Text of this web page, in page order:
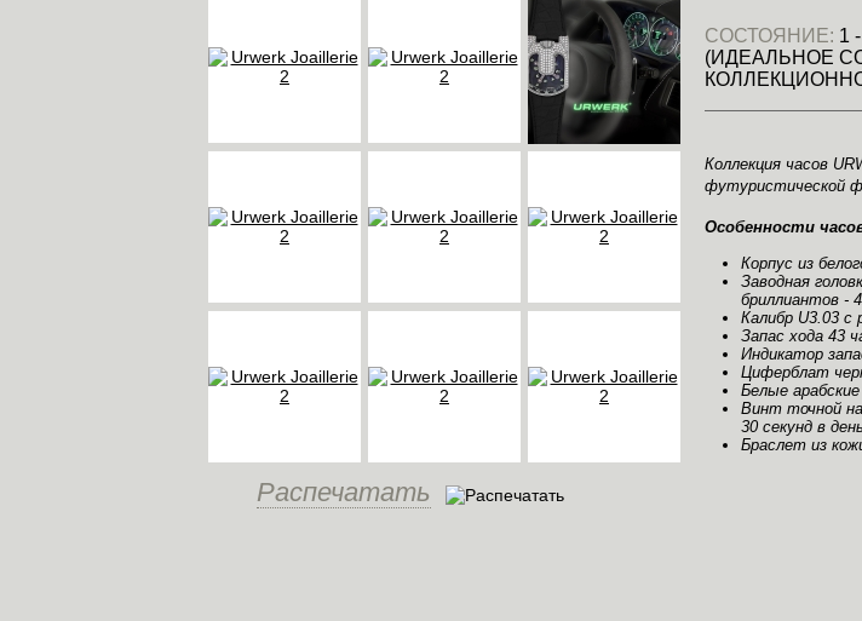
Распечатать
СОСТОЯНИЕ: 1
(ИДЕАЛЬНОЕ
Коллекция часов
футуристической
Особенности
Корпус из
Заводная
бриллиантов -
Калибр U3.03 с
Запас хода 43
Индикатор
Циферблат
Белые
Винт точной
30 секунд в
Браслет из